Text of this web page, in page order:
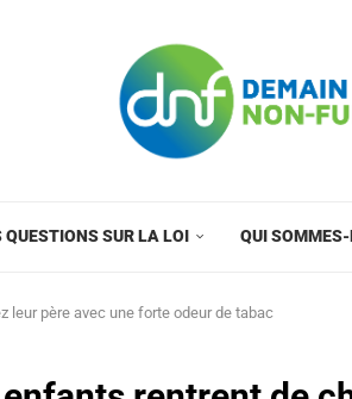
QUESTIONS SUR LA LOI QUI
leur père avec une forte odeur de tabac